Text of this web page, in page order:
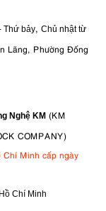
Thứ bảy, Chủ nhật từ
Lãng, Phường Đống
Nghệ KM (KM
COMPANY)
Minh cấp ngày
Chí Minh